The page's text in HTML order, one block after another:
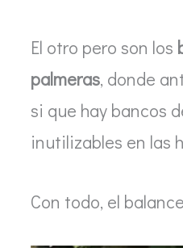
El otro pero son los
palmeras, donde
si que hay bancos
inutilizables en las
Con todo, el